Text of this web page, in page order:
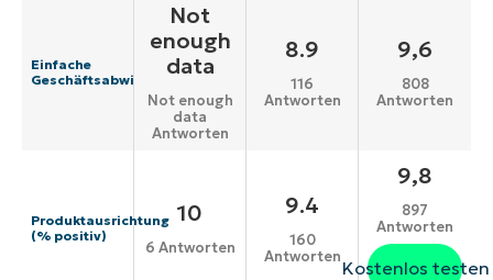
Einfache
Geschäftsabwicklung
Not
enough
data
Not enough
data
Antworten
8.9
116
Antworten
9,6
808
Antworten
Produktausrichtung
(% positiv)
10
6 Antworten
9.4
160
Antworten
9,8
897
Antworten
Kostenlos testen